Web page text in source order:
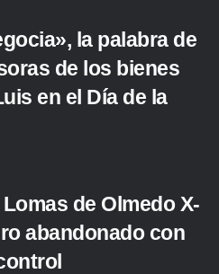
la palabra de
de los bienes
en el Día de la
de Olmedo X-
abandonado con